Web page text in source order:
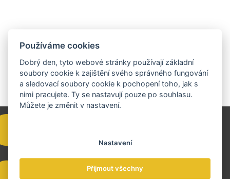
Používáme cookies
Dobrý den, tyto webové stránky používají základní
soubory cookie k zajištění svého správného fungování
a sledovací soubory cookie k pochopení toho, jak s
nimi pracujete. Ty se nastavují pouze po souhlasu.
Můžete je změnit v nastavení.
Nastavení
Přijmout všechny